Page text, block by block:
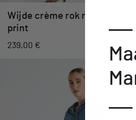
Wijde crème rok met
print
239,00 €
—
—